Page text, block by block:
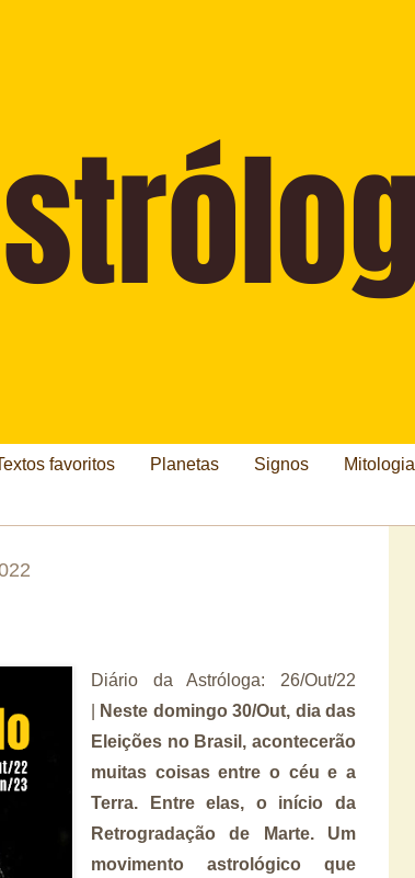
favoritos Planetas Signos Mitologia
Diário da Astróloga: 26/Out/22
Neste domingo 30/Out, dia das
Eleições no Brasil, acontecerão
muitas coisas entre o céu e a
Terra. Entre elas, o início da
Retrogradação de Marte. Um
movimento astrológico que